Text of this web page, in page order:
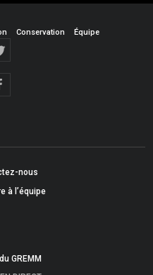
Conservation Équipe
nous
à l’équipe
GREMM